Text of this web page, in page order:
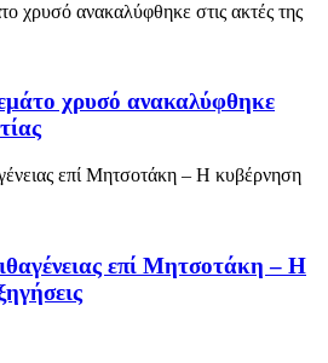
χρυσό ανακαλύφθηκε
επί Μητσοτάκη – Η